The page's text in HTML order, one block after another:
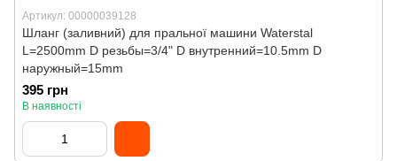
Артикул: 00000039128
Шланг (заливний) для пральної машини Waterstal
L=2500mm D резьбы=3/4" D внутренний=10.5mm D
наружный=15mm
395 грн
В наявності